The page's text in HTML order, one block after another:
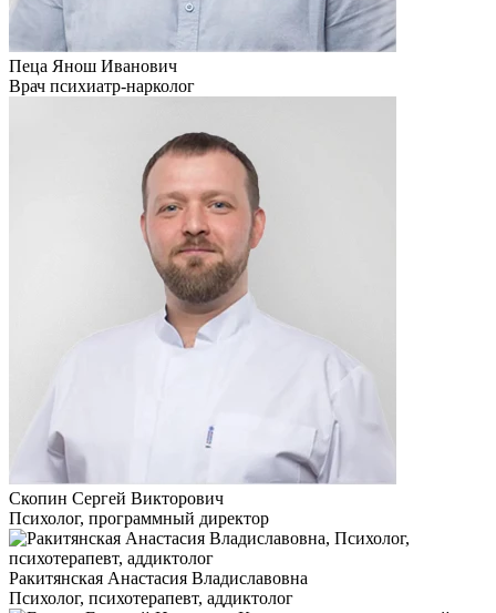
Пеца Янош Иванович
Врач психиатр-нарколог
Скопин Сергей Викторович
Психолог, программный директор
Ракитянская Анастасия Владиславовна
Психолог, психотерапевт, аддиктолог